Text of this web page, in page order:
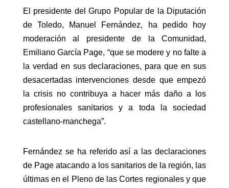
El presidente del Grupo Popular de la Diputación
de Toledo, Manuel Fernández, ha pedido hoy
moderación al presidente de la Comunidad,
Emiliano García Page, “que se modere y no falte a
la verdad en sus declaraciones, para que en sus
desacertadas intervenciones desde que empezó
la crisis no contribuya a hacer más daño a los
profesionales sanitarios y a toda la sociedad
castellano-manchega”.
Fernández se ha referido así a las declaraciones
de Page atacando a los sanitarios de la región, las
últimas en el Pleno de las Cortes regionales y que